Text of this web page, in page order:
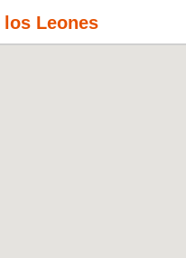
los Leones